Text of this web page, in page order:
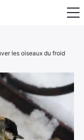
les oiseaux du froid